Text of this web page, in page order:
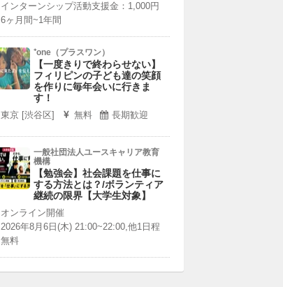
インターンシップ活動支援金：1,000円
6ヶ月間~1年間
⁺one（プラスワン）
【一度きりで終わらせない】
フィリピンの子ども達の笑顔
を作りに毎年会いに行きま
す！
東京 [渋谷区] 無料 長期歓迎
一般社団法人ユースキャリア教育
機構
【勉強会】社会課題を仕事に
する方法とは？/ボランティア
継続の限界【大学生対象】
オンライン開催
2026年8月6日(木) 21:00~22:00,他1日程
無料